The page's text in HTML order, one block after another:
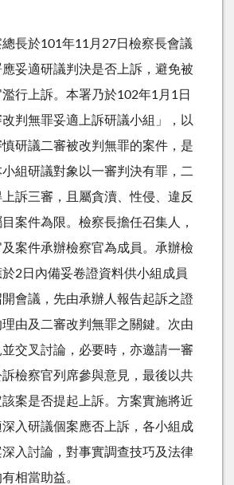
長於101年11月27日檢察長會議
妥適研議判決是否上訴，避免被
行上訴。本署乃於102年1月1日
判無罪妥適上訴研議小組」，以
研議二審被改判無罪的案件，是
組研議對象以一審判決有罪，二
訴三審，且屬貪瀆、性侵、違反
案件為限。檢察長擔任召集人，
案件承辦檢察官為成員。承辦檢
2日內備妥卷證資料供小組成員
會議，先由承辦人報告起訴之證
由及二審改判無罪之關鍵。次由
交叉討論，必要時，亦邀請一審
檢察官列席參與意見，最後以共
案是否提起上訴。方案實施將近
入研議個案應否上訴，各小組成
深入討論，對事實調查技巧及法律
相當助益。